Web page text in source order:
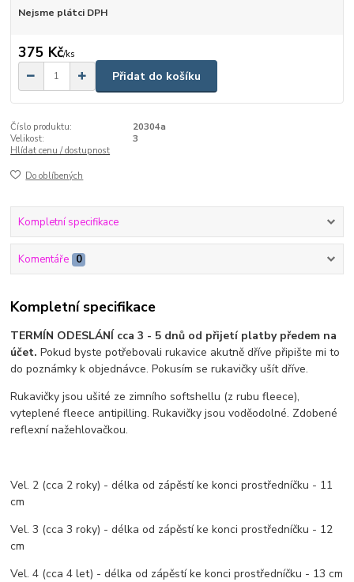
Nejsme plátci DPH
375 Kč/ks
Přidat do košíku
Číslo produktu:
20304a
Velikost:
3
Hlídat cenu / dostupnost
Do oblíbených
Kompletní specifikace
Komentáře 0
Kompletní specifikace
TERMÍN ODESLÁNÍ cca 3 - 5 dnů od přijetí platby předem na
účet.Pokud byste potřebovali rukavice akutně dříve připište mi to
do poznámky k objednávce. Pokusím se rukavičky ušít dříve.
Rukavičky jsou ušité ze zimního softshellu (z rubu fleece),
vyteplené fleece antipilling. Rukavičky jsou voděodolné. Zdobené
reflexní nažehlovačkou.
Vel. 2 (cca 2 roky) - délka od zápěstí ke konci prostředníčku - 11
cm
Vel. 3 (cca 3 roky) - délka od zápěstí ke konci prostředníčku - 12
cm
Vel. 4 (cca 4 let) - délka od zápěstí ke konci prostředníčku - 13 cm